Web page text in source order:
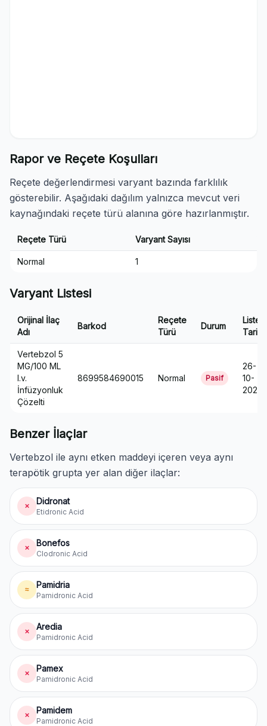
Rapor ve Reçete Koşulları
Reçete değerlendirmesi varyant bazında farklılık
gösterebilir. Aşağıdaki dağılım yalnızca mevcut veri
kaynağındaki reçete türü alanına göre hazırlanmıştır.
Reçete Türü Varyant Sayısı
Normal 1
Varyant Listesi
Orijinal İlaç
Adı
Barkod
Reçete
Türü
Durum
Liste
Tarihi
Vertebzol 5
MG/100 ML
I.v.
İnfüzyonluk
Çözelti
8699584690015 Normal Pasif
26-
10-
2021
Benzer İlaçlar
Vertebzol ile aynı etken maddeyi içeren veya aynı
terapötik grupta yer alan diğer ilaçlar:
✗ Didronat
Etidronic Acid
✗ Bonefos
Clodronic Acid
≈ Pamidria
Pamidronic Acid
✗ Aredia
Pamidronic Acid
✗ Pamex
Pamidronic Acid
✗ Pamidem
Pamidronic Acid